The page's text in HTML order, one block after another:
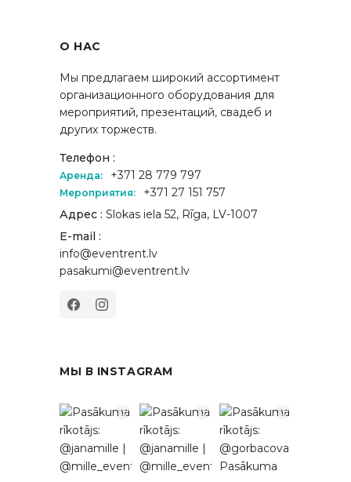
О НАС
Мы предлагаем широкий ассортимент
организационного оборудования для
мероприятий, презентаций, свадеб и
других торжеств.
Телефон :
Аренда: +371 28 779 797
Мероприятия:
+371 27 151 757
Адрес : Slokas iela 52, Rīga, LV-1007
E-mail :
info@eventrent.lv
pasakumi@eventrent.lv
МЫ В INSTAGRAM